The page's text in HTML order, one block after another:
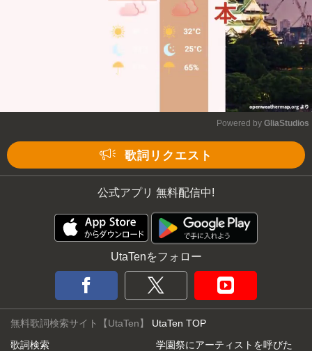
Powered by GliaStudios
歌詞リクエスト
公式アプリ 無料配信中!
UtaTenをフォロー
無料歌詞検索サイト【UtaTen】 UtaTen TOP
歌詞検索
学園祭にアーティストを呼びた